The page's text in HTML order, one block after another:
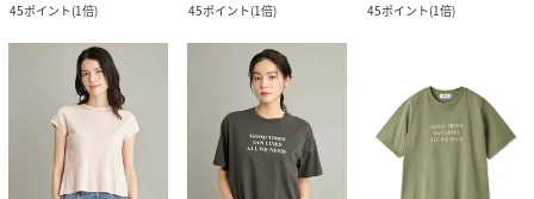
45ポイント(1倍)
45ポイント(1倍)
45ポイント(1倍)